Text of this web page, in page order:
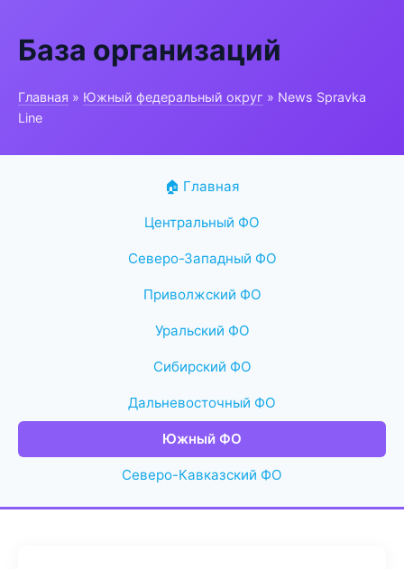
База организаций
Главная » Южный федеральный округ » News Spravka
Line
🏠 Главная
Центральный ФО
Северо-Западный ФО
Приволжский ФО
Уральский ФО
Сибирский ФО
Дальневосточный ФО
Южный ФО
Северо-Кавказский ФО